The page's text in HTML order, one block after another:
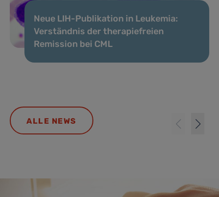
Neue LIH-Publikation in Leukemia:
Verständnis der therapiefreien
Remission bei CML
ALLE NEWS